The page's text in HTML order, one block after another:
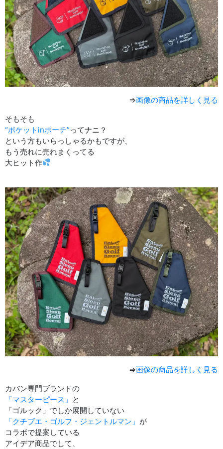
⇒画像の商品を詳しく見る
そもそも
“ポケットinポーチ”ってナニ？
という方もいらっしゃるかもですが、
もう売れに売れまくってる
大ヒット作
⇒画像の商品を詳しく見る
カバン専門ブランドの
「マスターピース」 と
「ゴルック」でしか展開していない
「クチブエ・ゴルフ・ジェントルマン」 が
コラボで提案している
アイデア商品でして、